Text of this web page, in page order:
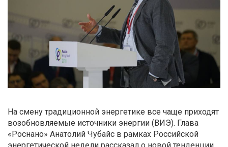
На смену традиционной энергетике все чаще приходят
возобновляемые источники энергии (ВИЭ). Глава
«Роснано» Анатолий Чубайс в рамках Российской